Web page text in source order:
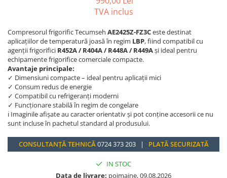
TVA inclus
Compresorul frigorific Tecumseh AE2425Z-FZ3Ceste destinat
aplicațiilor de temperatură joasă în regim LBP, fiind compatibil cu
agenții frigorifici R452A / R404A / R448A / R449Ași ideal pentru
echipamente frigorifice comerciale compacte.
Avantaje principale:
✓ Dimensiuni compacte – ideal pentru aplicații mici
✓ Consum redus de energie
✓ Compatibil cu refrigeranți moderni
✓ Funcționare stabilă în regim de congelare
ℹ️ Imaginile afișate au caracter orientativ și pot conține accesorii ce nu
sunt incluse în pachetul standard al produsului.
CONSULTANȚĂ TEHNICĂ0724 373 203 | PLATĂ SECURIZATĂ
IN STOC
Data de livrare: poimaine, 09.08.2026